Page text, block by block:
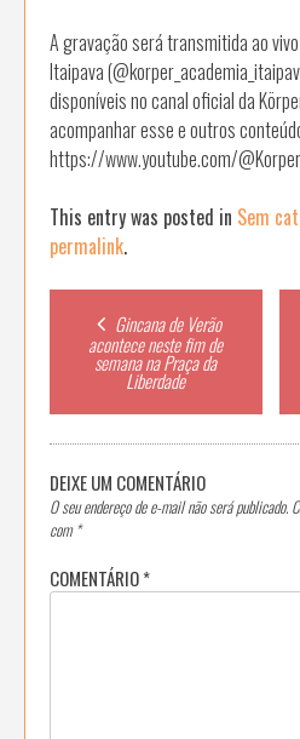
A gravação será transmitida ao
Itaipava
disponíveis no canal oficial da
acompanhar esse e outros
https://www.youtube.com/
This entry was posted in Sem
permalink.
Post
navigation
Gincana de Verão
acontece neste fim de
semana na Praça da
Liberdade
DEIXE UM COMENTÁRIO
O seu endereço de e-mail não será publicado.
com*
COMENTÁRIO*